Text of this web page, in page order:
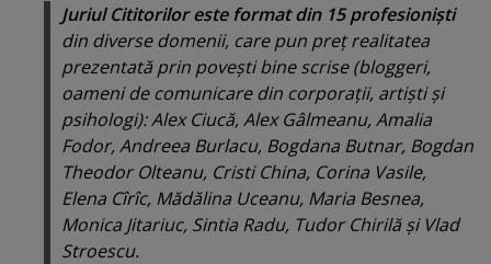
Juriul Cititorilor este format din 15 profesionişti
din diverse domenii, care pun preţ realitatea
prezentată prin poveşti bine scrise (bloggeri,
oameni de comunicare din corporaţii, artişti şi
psihologi): Alex Ciucă, Alex Gâlmeanu, Amalia
Fodor, Andreea Burlacu, Bogdana Butnar, Bogdan
Theodor Olteanu, Cristi China, Corina Vasile,
Elena Cîrîc, Mădălina Uceanu, Maria Besnea,
Monica Jitariuc, Sintia Radu, Tudor Chirilă şi Vlad
Stroescu.